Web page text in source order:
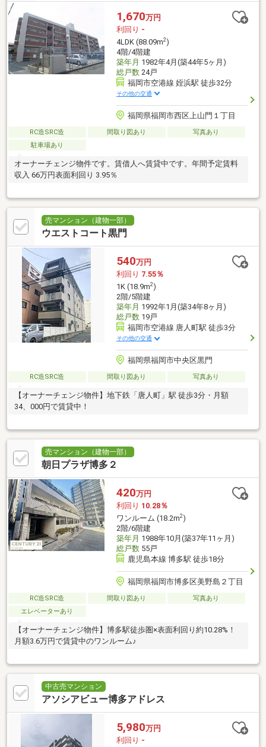
1,670万円
利回り -
4LDK (88.09m2)
4階/4階建
築年月 1982年4月(築44年5ヶ月)
総戸数24戸
福岡市空港線 姪浜駅 徒歩32分
その他の交通
福岡県福岡市西区上山門１丁目
RC造SRC造 間取り図あり
写真あり
駐車場あり
オーナーチェンジ物件です。賃借人へ賃貸中です。年間予定賃料
収入 66万円表面利回り 3.95％
売マンション（建物一部）
ウエストコート黒門
540万円
利回り 7.55％
1K (18.9m2)
2階/5階建
築年月 1992年1月(築34年8ヶ月)
総戸数19戸
福岡市空港線 唐人町駅 徒歩3分
その他の交通
福岡県福岡市中央区黒門
RC造SRC造 間取り図あり 写真あり
【オーナーチェンジ物件】地下鉄「唐人町」駅 徒歩3分・月額
34、000円で賃貸中！
売マンション（建物一部）
朝日プラザ博多２
420万円
利回り 10.28％
ワンルーム (18.2m2)
2階/6階建
築年月 1988年10月(築37年11ヶ月)
総戸数55戸
鹿児島本線 博多駅 徒歩18分
福岡県福岡市博多区美野島２丁目
RC造SRC造 間取り図あり
写真あり
エレベーターあり
【オーナーチェンジ物件】博多駅徒歩圏×表面利回り約10.28%！
月額3.6万円で賃貸中のワンルーム♪
中古売マンション
アソシアビュー博多アドレス
5,980万円
利回り -